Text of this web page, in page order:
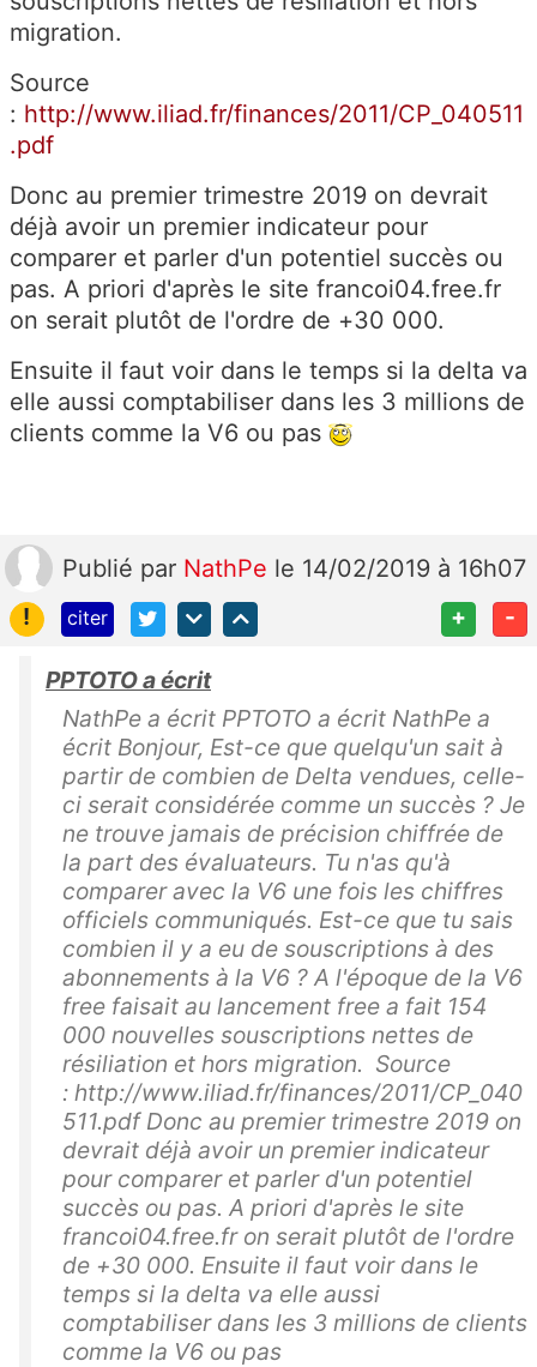
migration.
Source
: http://www.iliad.fr/finances/2011/CP_040511
.pdf
Donc au premier trimestre 2019 on devrait
déjà avoir un premier indicateur pour
comparer et parler d'un potentiel succès ou
pas. A priori d'après le site francoi04.free.fr
on serait plutôt de l'ordre de +30 000.
Ensuite il faut voir dans le temps si la delta va
elle aussi comptabiliser dans les 3 millions de
clients comme la V6 ou pas
Publié par NathPe le 14/02/2019 à 16h07
!
citer + -
PPTOTO a écrit
NathPe a écrit PPTOTO a écrit NathPe a
écrit Bonjour, Est-ce que quelqu'un sait à
partir de combien de Delta vendues, celle-
ci serait considérée comme un succès ? Je
ne trouve jamais de précision chiffrée de
la part des évaluateurs. Tu n'as qu'à
comparer avec la V6 une fois les chiffres
officiels communiqués. Est-ce que tu sais
combien il y a eu de souscriptions à des
abonnements à la V6 ? A l'époque de la V6
free faisait au lancement free a fait 154
000 nouvelles souscriptions nettes de
résiliation et hors migration. Source
: http://www.iliad.fr/finances/2011/CP_040
511.pdf Donc au premier trimestre 2019 on
devrait déjà avoir un premier indicateur
pour comparer et parler d'un potentiel
succès ou pas. A priori d'après le site
francoi04.free.fr on serait plutôt de l'ordre
de +30 000. Ensuite il faut voir dans le
temps si la delta va elle aussi
comptabiliser dans les 3 millions de clients
comme la V6 ou pas